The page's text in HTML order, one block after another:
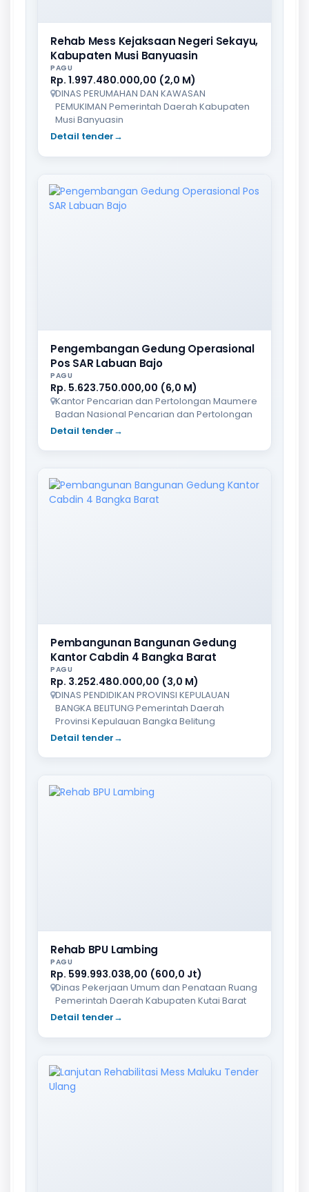
Rehab Mess Kejaksaan Negeri Sekayu,
Kabupaten Musi Banyuasin
PAGU
Rp. 1.997.480.000,00 (2,0 M)
DINAS PERUMAHAN DAN KAWASAN
PEMUKIMAN Pemerintah Daerah Kabupaten
Musi Banyuasin
Detail tender→
Pengembangan Gedung Operasional
Pos SAR Labuan Bajo
PAGU
Rp. 5.623.750.000,00 (6,0 M)
Kantor Pencarian dan Pertolongan Maumere
Badan Nasional Pencarian dan Pertolongan
Detail tender→
Pembangunan Bangunan Gedung
Kantor Cabdin 4 Bangka Barat
PAGU
Rp. 3.252.480.000,00 (3,0 M)
DINAS PENDIDIKAN PROVINSI KEPULAUAN
BANGKA BELITUNG Pemerintah Daerah
Provinsi Kepulauan Bangka Belitung
Detail tender→
Rehab BPU Lambing
PAGU
Rp. 599.993.038,00 (600,0 Jt)
Dinas Pekerjaan Umum dan Penataan Ruang
Pemerintah Daerah Kabupaten Kutai Barat
Detail tender→